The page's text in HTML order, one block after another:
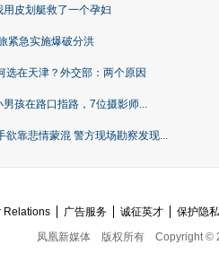
皮划艇救了一个孕妇
紧急实施爆破分洪
选在天津？外交部：两个原因
孩在路口指路，7位摄影师...
欲靠悲情蒙混 警方现场勘察发现...
Relations 广告服务 诚征英才
保护隐
凤凰新媒体
版权所有 Copyright ©